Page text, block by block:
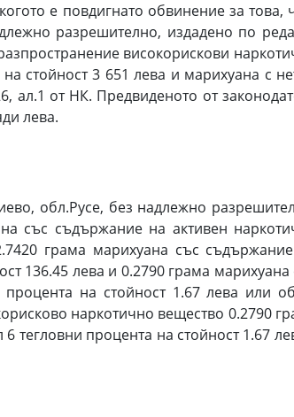
е повдигнато обвинение за това,
разрешително, издадено по
високорискови
стойност 3 651 лева и марихуана с
ал.1 от НК. Предвиденото от
лева.
обл.Русе, без надлежно
със съдържание на активен
грама марихуана със
136.45 лева и 0.2790 грама марихуана
на стойност 1.67 лева или
наркотично вещество 0.2790
тегловни процента на стойност 1.67